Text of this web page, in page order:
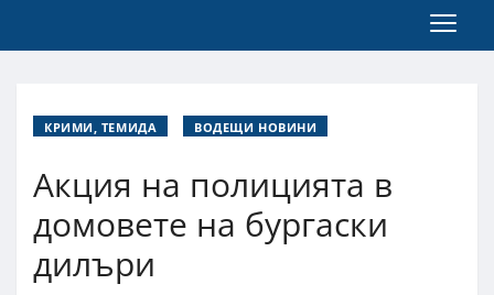
КРИМИ, ТЕМИДА ВОДЕЩИ НОВИНИ
Акция на полицията в
домовете на бургаски
дилъри